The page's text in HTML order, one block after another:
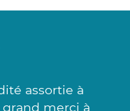
assortie à
merci à